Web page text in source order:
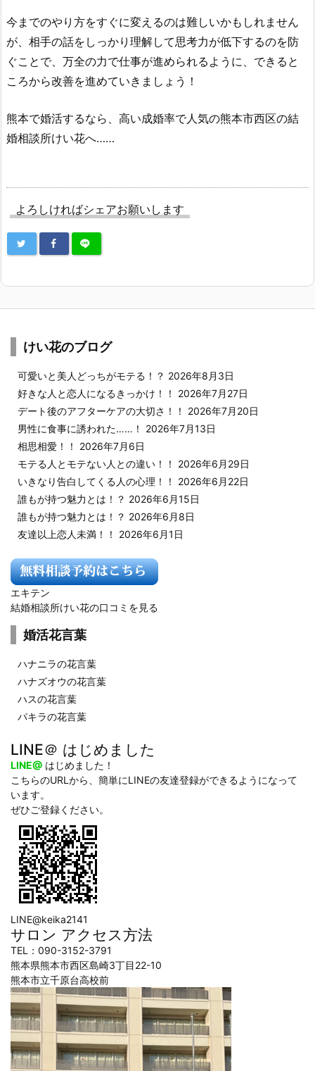
今までのやり方をすぐに変えるのは難しいかもしれません
が、相手の話をしっかり理解して思考力が低下するのを防
ぐことで、万全の力で仕事が進められるように、できると
ころから改善を進めていきましょう！
熊本で婚活するなら、高い成婚率で人気の熊本市西区の結
婚相談所けい花へ……
よろしければシェアお願いします
けい花のブログ
可愛いと美人どっちがモテる！？ 2026年8月3日
好きな人と恋人になるきっかけ！！
2026年7月27日
デート後のアフターケアの大切さ！！
2026年7月20日
男性に食事に誘われた……！
2026年7月13日
相思相愛！！
2026年7月6日
モテる人とモテない人との違い！！
2026年6月29日
いきなり告白してくる人の心理！！
2026年6月22日
誰もが持つ魅力とは！？ 2026年6月15日
誰もが持つ魅力とは！？ 2026年6月8日
友達以上恋人未満！！
2026年6月1日
エキテン
結婚相談所けい花の口コミを見る
婚活花言葉
ハナニラの花言葉
ハナズオウの花言葉
ハスの花言葉
パキラの花言葉
LINE＠ はじめました
LINE@ はじめました！
こちらのURLから、簡単にLINEの友達登録ができるようになって
います。
ぜひご登録ください。
LINE@keika2141
サロン アクセス方法
TEL：090-3152-3791
熊本県熊本市西区島崎3丁目22-10
熊本市立千原台高校前